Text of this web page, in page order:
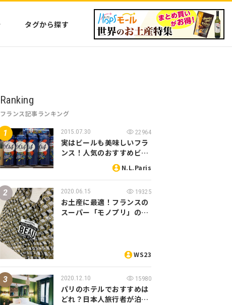
タグから探す
Ranking
フランス記事ランキング
2015.07.30 22964
実はビールも美味しいフラ
ンス！人気のおすすめビ…
N.L.Paris
2020.06.15 19325
お土産に最適！フランスの
スーパー「モノプリ」の…
WS23
2020.12.10 15980
パリのホテルでおすすめは
どれ？日本人旅行者が泊…